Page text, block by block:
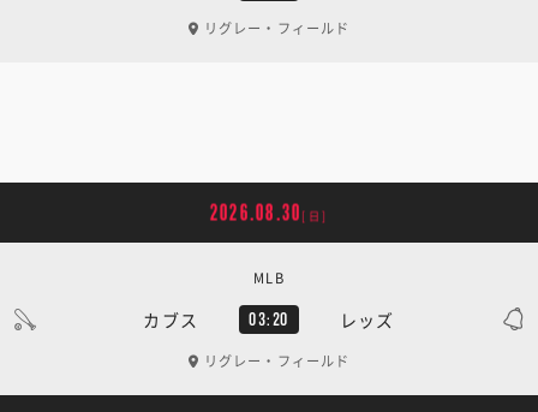
リグレー・フィールド
2026.08.30 [日]
カブス 03:20 レッズ
MLB
リグレー・フィールド